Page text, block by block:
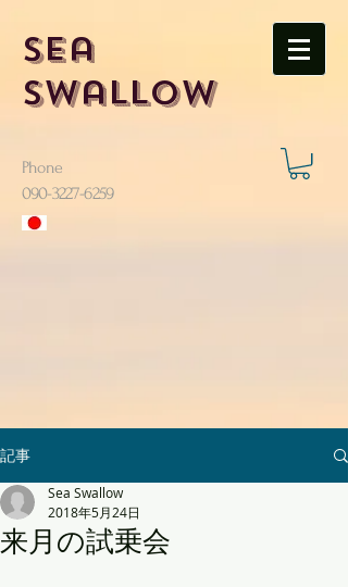
Sea
Swallow
Phone
​090-3227-6259
記事
来月の試乗会
Sea Swallow
2018年5月24日